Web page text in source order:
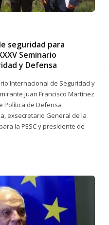
seguridad para
Seminario
y Defensa
Internacional de Seguridad y
Juan Francisco Martínez
Política de Defensa
exsecretario General de la
la PESC y presidente de